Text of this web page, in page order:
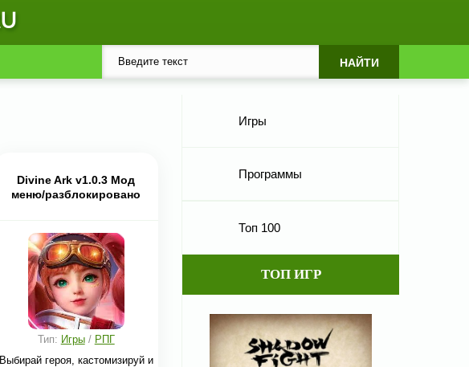
Divine Ark v1.0.3 Мод
меню/разблокировано
Тип: Игры/ РПГ
Выбирай героя, кастомизируй и
Игры
Программы
Топ 100
ТОП ИГР